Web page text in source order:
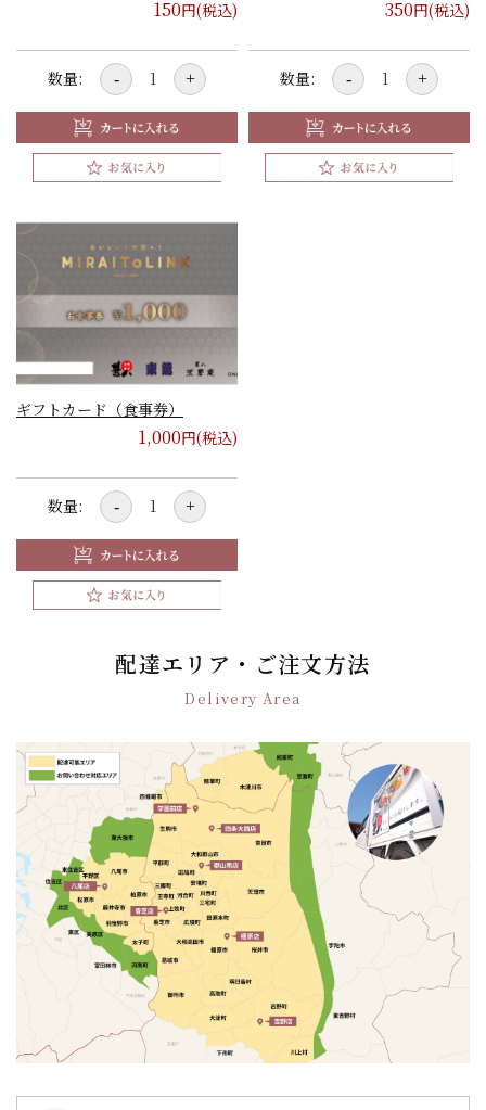
150円(税込)
数量: - +
350円(税込)
数量: - +
ギフトカード（食事券）
1,000円(税込)
数量: - +
配達エリア・ご注文方法
Delivery Area